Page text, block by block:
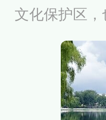
文化保护区
于老北京特
筑在北京城
地位，有文
及花园、宋